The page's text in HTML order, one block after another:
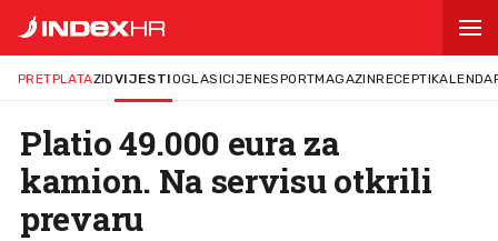
PRETPLATAZIDVIJESTIOGLASICIJENESPORTMAGAZINRECEPTI
Platio 49.000 eura za
kamion. Na servisu otkrili
prevaru